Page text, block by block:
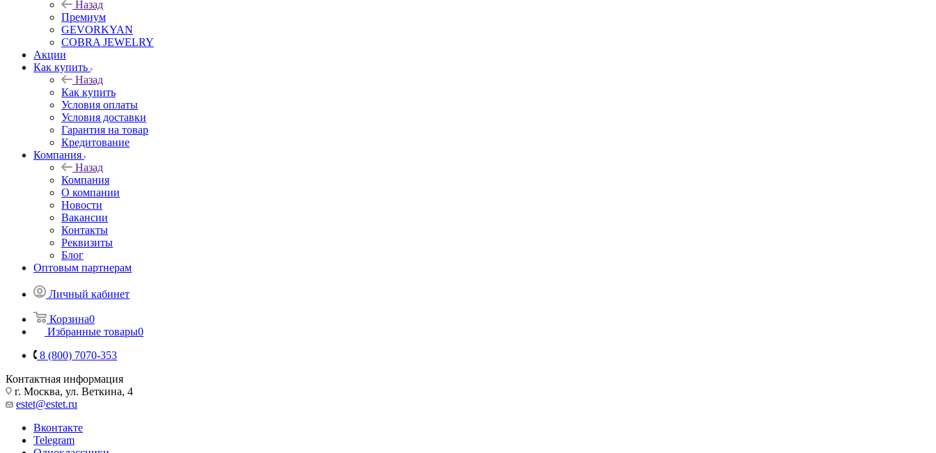
Назад
Премиум
GEVORKYAN
COBRA JEWELRY
Акции
Как купить
Назад
Как купить
Условия оплаты
Условия доставки
Гарантия на товар
Кредитование
Компания
Назад
Компания
О компании
Новости
Вакансии
Контакты
Реквизиты
Блог
Оптовым партнерам
Личный кабинет
Корзина0
Избранные товары0
8 (800) 7070-353
Контактная информация
г. Москва, ул. Веткина, 4
estet@estet.ru
Вконтакте
Telegram